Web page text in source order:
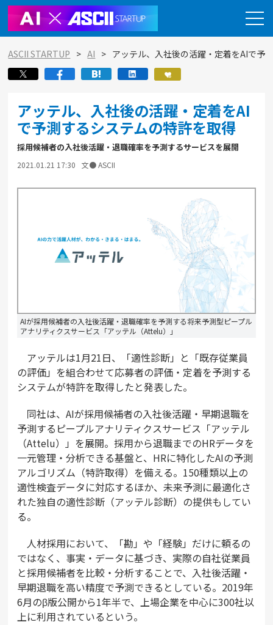
ASCII STARTUP AI アッテル、入社後の活躍・定着をAIで予
アッテル、入社後の活躍・定着をAI
で予測するシステムの特許を取得
採用候補者の入社後活躍・退職確率を予測するサービスを展開
2021.01.21 17:30 文● ASCII
AIが採用候補者の入社後活躍・退職確率を予測する将来予測型ピープル
アナリティクスサービス「アッテル（Attelu）」
アッテルは1月21日、「適性診断」と「既存従業員
の評価」を組合わせて応募者の評価・定着を予測する
システムが特許を取得したと発表した。
同社は、AIが採用候補者の入社後活躍・早期退職を
予測するピープルアナリティクスサービス「アッテル
（Attelu）」を展開。採用から退職までのHRデータを
一元管理・分析できる基盤と、HRに特化したAIの予測
アルゴリズム（特許取得）を備える。150種類以上の
適性検査データに対応するほか、未来予測に最適化さ
れた独自の適性診断（アッテル診断）の提供もしてい
る。
人材採用において、「勘」や「経験」だけに頼るの
ではなく、事実・データに基づき、実際の自社従業員
と採用候補者を比較・分析することで、入社後活躍・
早期退職を高い精度で予測できるとしている。2019年
6月のβ版公開から1年半で、上場企業を中心に300社以
上に利用されているという。